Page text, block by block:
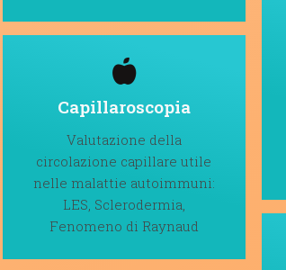
Capillaroscopia
Valutazione della
circolazione capillare utile
nelle malattie autoimmuni:
LES, Sclerodermia,
Fenomeno di Raynaud